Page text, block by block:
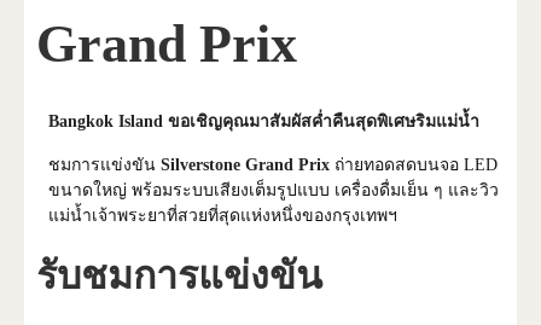
Grand Prix
Bangkok Island ขอเชิญคุณมาสัมผัสค่ำคืนสุดพิเศษริมแม่น้ำ
ชมการแข่งขัน Silverstone Grand Prix ถ่ายทอดสดบนจอ LED
ขนาดใหญ่ พร้อมระบบเสียงเต็มรูปแบบ เครื่องดื่มเย็น ๆ และวิว
แม่น้ำเจ้าพระยาที่สวยที่สุดแห่งหนึ่งของกรุงเทพฯ
รับชมการแข่งขัน